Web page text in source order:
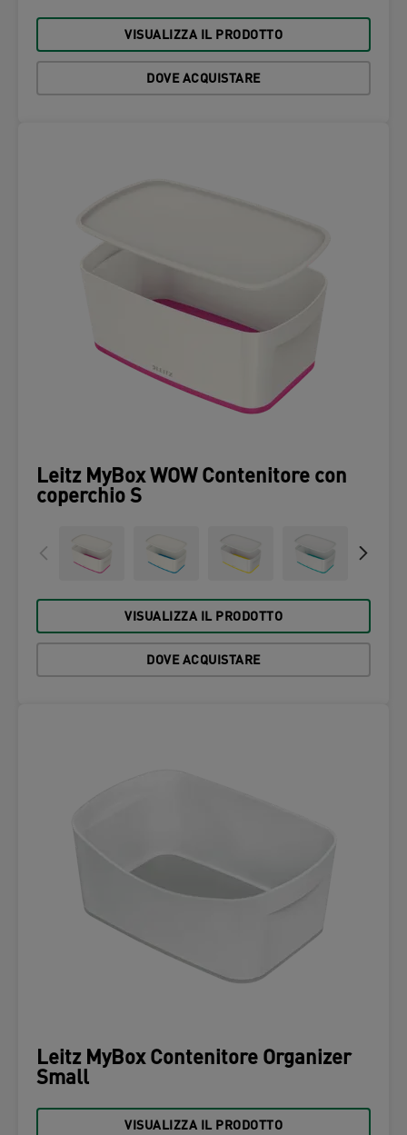
VISUALIZZA IL PRODOTTO
DOVE ACQUISTARE
Leitz MyBox WOW Contenitore con
coperchio S
VISUALIZZA IL PRODOTTO
DOVE ACQUISTARE
Leitz MyBox Contenitore Organizer
Small
VISUALIZZA IL PRODOTTO